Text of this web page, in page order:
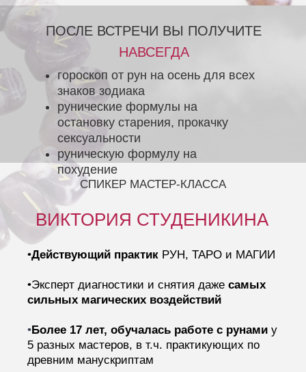
ПОСЛЕ ВСТРЕЧИ ВЫ ПОЛУЧИТЕ
НАВСЕГДА
гороскоп от рун на осень для всех
знаков зодиака
рунические формулы на
остановку старения, прокачку
сексуальности
руническую формулу на
похудение
ВИКТОРИЯ СТУДЕНИКИНА
•Действующий практик РУН, ТАРО и МАГИИ
•Эксперт диагностики и снятия даже самых
сильных магических воздействий
•Более 17 лет, обучалась работе с рунами у
5 разных мастеров, в т.ч. практикующих по
древним манускриптам
СПИКЕР МАСТЕР-КЛАССА